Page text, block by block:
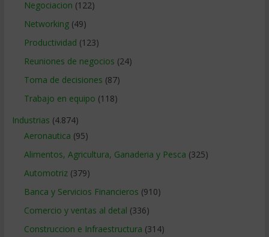
Negociacion (122)
Networking(49)
Productividad (123)
Reuniones de negocios (24)
Toma de decisiones (87)
Trabajo en equipo (118)
Industrias (4.874)
Aeronautica (95)
Alimentos, Agricultura, Ganaderia y Pesca (325)
Automotriz(379)
Banca y Servicios Financieros (910)
Comercio y ventas al detal (336)
Construccion e Infraestructura (314)